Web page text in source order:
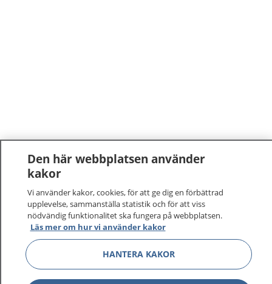
Den här webbplatsen använder
kakor
Vi använder kakor, cookies, för att ge dig en förbättrad
upplevelse, sammanställa statistik och för att viss
nödvändig funktionalitet ska fungera på webbplatsen.
Läs mer om hur vi använder kakor
HANTERA KAKOR